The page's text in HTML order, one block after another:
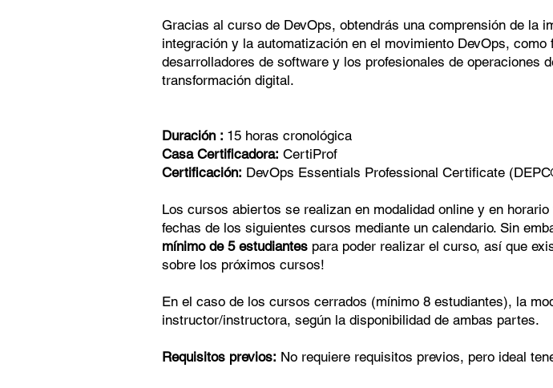
Gracias al curso de DevOps, obtendrás una comprensión de la
integración y la automatización en el movimiento DevOps,
desarrolladores de software y los profesionales de operaciones
transformación digital.
Duración : 15 horas cronológica
Casa Certificadora: CertiProf
Certificación: DevOps Essentials Professional Certificate
Los cursos abiertos se realizan en modalidad online y en
fechas de los siguientes cursos mediante un calendario. Sin
mínimo de 5 estudiantespara poder realizar el curso, así que
sobre los próximos cursos!
En el caso de los cursos cerrados (mínimo 8 estudiantes), la
instructor/instructora, según la disponibilidad de ambas partes.
Requisitos previos: No requiere requisitos previos, pero ideal